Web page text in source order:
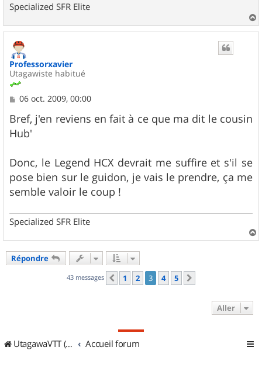
Specialized SFR Elite
a
Professorxavier
Utagawiste habitué
M
s
s
a
06 oct. 2009, 00:00
Bref, j'en reviens en fait à ce que ma dit le cousin
Hub'
Donc, le Legend HCX devrait me suffire et s'il se
pose bien sur le guidon, je vais le prendre, ça me
semble valoir le coup !
Specialized SFR Elite
a
Répondre
43 messages Précédent
1 2 3 4 5
Aller
UtagawaVTT (Randos VTT et VTTAE avec traces GPS) Accueil forum